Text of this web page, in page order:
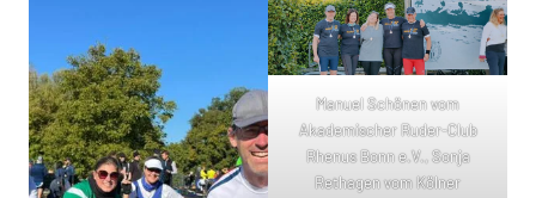
Manuel Schönen vom
Akademischer Ruder-Club
Rhenus Bonn e.V., Sonja
Rethagen vom Kölner